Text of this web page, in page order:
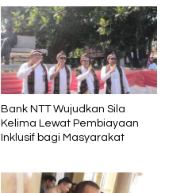
Bank NTT Wujudkan Sila
Kelima Lewat Pembiayaan
Inklusif bagi Masyarakat